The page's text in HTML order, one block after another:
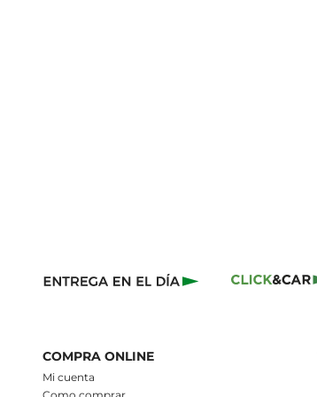
COMPRA ONLINE
Mi cuenta